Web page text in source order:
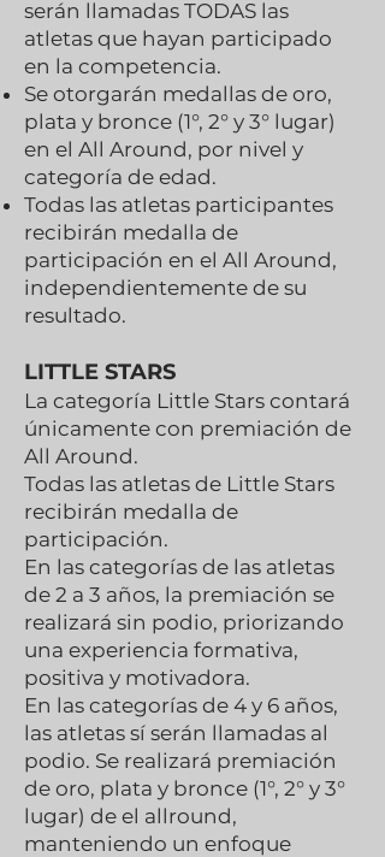
serán llamadas TODAS las
atletas que hayan participado
en la competencia.
Se otorgarán medallas de oro,
plata y bronce (1°, 2° y 3° lugar)
en el All Around, por nivel y
categoría de edad.
Todas las atletas participantes
recibirán medalla de
participación en el All Around,
independientemente de su
resultado.
LITTLE STARS
La categoría Little Stars contará
únicamente con premiación de
All Around.
Todas las atletas de Little Stars
recibirán medalla de
participación.
En las categorías de las atletas
de 2 a 3 años, la premiación se
realizará sin podio, priorizando
una experiencia formativa,
positiva y motivadora.
En las categorías de 4 y 6 años,
las atletas sí serán llamadas al
podio. Se realizará premiación
de oro, plata y bronce (1°, 2° y 3°
lugar) de el allround,
manteniendo un enfoque